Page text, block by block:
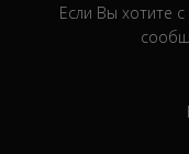
Если Вы хотите